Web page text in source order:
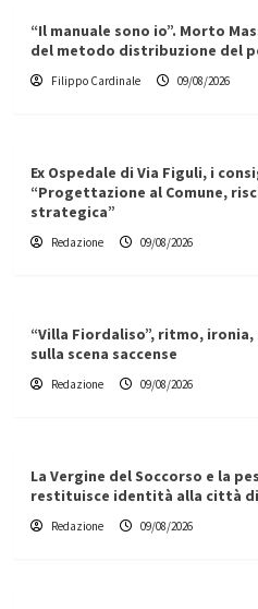
“Il manuale sono io”. Morto
del metodo distribuzione del
Filippo Cardinale 09/08/2026
Ex Ospedale di Via Figuli, i
“Progettazione al Comune,
strategica”
Redazione 09/08/2026
“Villa Fiordaliso”, ritmo,
sulla scena saccense
Redazione 09/08/2026
La Vergine del Soccorso e la
restituisce identità alla città di
Redazione 09/08/2026